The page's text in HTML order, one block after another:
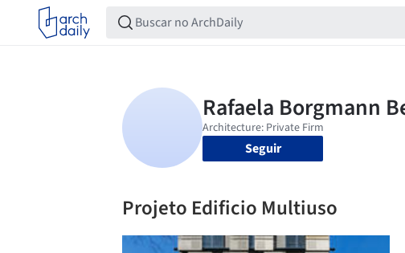
Seguir
Projeto Edificio Multiuso